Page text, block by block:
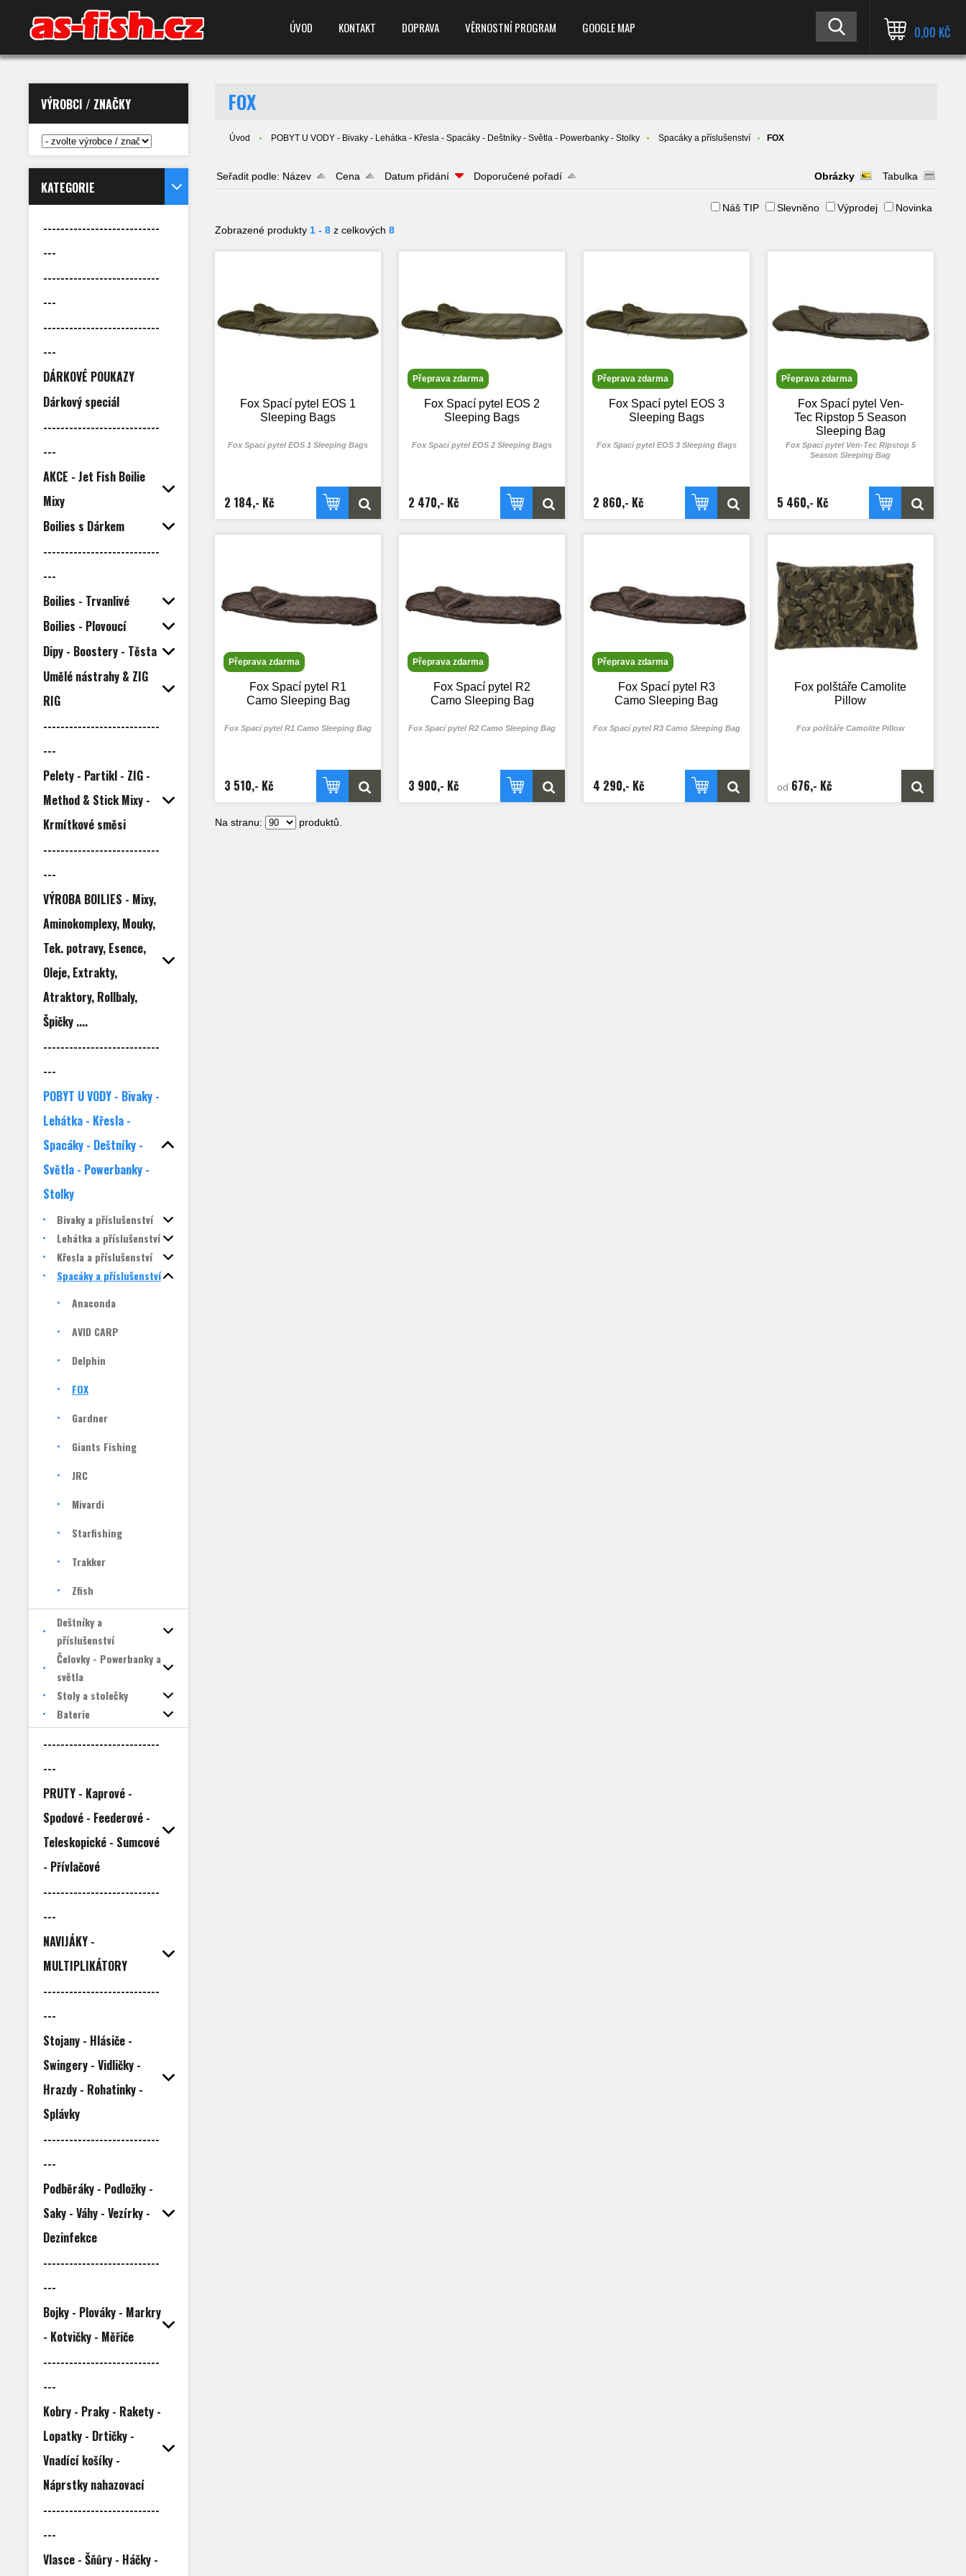
ÚVOD KONTAKT DOPRAVA VĚRNOSTNÍ PROGRAM GOOGLE MAP 0,00 KČ
VÝROBCI / ZNAČKY
KATEGORIE
---------------------------
---
---------------------------
---
---------------------------
---
DÁRKOVÉ POUKAZY
Dárkový speciál
---------------------------
---
AKCE - Jet Fish Boilie
Mixy
Boilies s Dárkem
---------------------------
---
Boilies - Trvanlivé
Boilies - Plovoucí
Dipy - Boostery - Těsta
Umělé nástrahy & ZIG
RIG
---------------------------
---
Pelety - Partikl - ZIG -
Method & Stick Mixy -
Krmítkové směsi
---------------------------
---
VÝROBA BOILIES - Mixy,
Aminokomplexy, Mouky,
Tek. potravy, Esence,
Oleje, Extrakty,
Atraktory, Rollbaly,
Špičky ....
---------------------------
---
POBYT U VODY - Bivaky -
Lehátka - Křesla -
Spacáky - Deštníky -
Světla - Powerbanky -
Stolky
Bivaky a příslušenství
Lehátka a příslušenství
Křesla a příslušenství
Spacáky a příslušenství
Anaconda
AVID CARP
Delphin
FOX
Gardner
Giants Fishing
JRC
Mivardi
Starfishing
Trakker
Zfish
Deštníky a
příslušenství
Čelovky - Powerbanky a
světla
Stoly a stolečky
Baterie
---------------------------
---
PRUTY - Kaprové -
Spodové - Feederové -
Teleskopické - Sumcové
- Přívlačové
---------------------------
---
NAVIJÁKY -
MULTIPLIKÁTORY
---------------------------
---
Stojany - Hlásiče -
Swingery - Vidličky -
Hrazdy - Rohatinky -
Splávky
---------------------------
---
Podběráky - Podložky -
Saky - Váhy - Vezírky -
Dezinfekce
---------------------------
---
Bojky - Plováky - Markry
- Kotvičky - Měřiče
---------------------------
---
Kobry - Praky - Rakety -
Lopatky - Drtičky -
Vnadící košíky -
Náprstky nahazovací
---------------------------
---
Vlasce - Šňůry - Háčky -
FOX
Úvod POBYT U VODY - Bivaky - Lehátka - Křesla - Spacáky - Deštníky - Světla - Powerbanky - Stolky Spacáky a příslušenství FOX
Seřadit podle: Název Cena Datum přidání Doporučené pořadí Obrázky Tabulka
Náš TIP Slevněno Výprodej
Novinka
Zobrazené produkty 1 - 8 z celkových8
Fox Spací pytel EOS 1
Sleeping Bags
Fox Spací pytel EOS 1 Sleeping Bags
2 184,- Kč
Přeprava zdarma
Fox Spací pytel EOS 2
Sleeping Bags
Fox Spací pytel EOS 2 Sleeping Bags
2 470,- Kč
Přeprava zdarma
Fox Spací pytel EOS 3
Sleeping Bags
Fox Spací pytel EOS 3 Sleeping Bags
2 860,- Kč
Přeprava zdarma
Fox Spací pytel Ven-
Tec Ripstop 5 Season
Sleeping Bag
Fox Spací pytel Ven-Tec Ripstop 5
Season Sleeping Bag
5 460,- Kč
Přeprava zdarma
Fox Spací pytel R1
Camo Sleeping Bag
Fox Spací pytel R1 Camo Sleeping Bag
3 510,- Kč
Přeprava zdarma
Fox Spací pytel R2
Camo Sleeping Bag
Fox Spací pytel R2 Camo Sleeping Bag
3 900,- Kč
Přeprava zdarma
Fox Spací pytel R3
Camo Sleeping Bag
Fox Spací pytel R3 Camo Sleeping Bag
4 290,- Kč
Fox polštáře Camolite
Pillow
Fox polštáře Camolite Pillow
od 676,- Kč
Na stranu: produktů.